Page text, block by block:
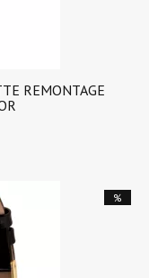
REMONTAGE
%